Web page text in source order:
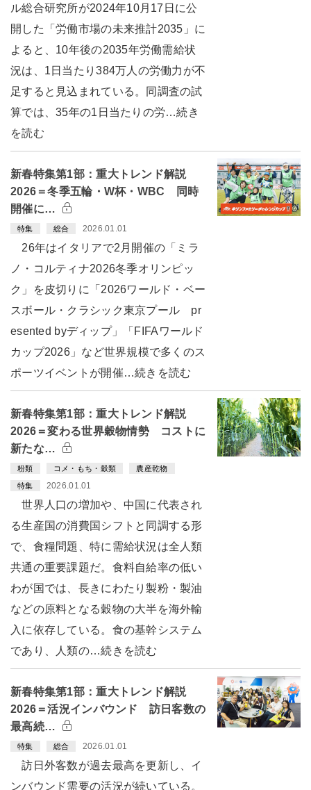
ル総合研究所が2024年10月17日に公
開した「労働市場の未来推計2035」に
よると、10年後の2035年労働需給状
況は、1日当たり384万人の労働力が不
足すると見込まれている。同調査の試
算では、35年の1日当たりの労…続き
を読む
新春特集第1部：重大トレンド解説
2026＝冬季五輪・W杯・WBC 同時
開催に…
特集 総合 2026.01.01
26年はイタリアで2月開催の「ミラ
ノ・コルティナ2026冬季オリンピッ
ク」を皮切りに「2026ワールド・ベー
スボール・クラシック東京プール pr
esented byディップ」「FIFAワールド
カップ2026」など世界規模で多くのス
ポーツイベントが開催…続きを読む
新春特集第1部：重大トレンド解説
2026＝変わる世界穀物情勢 コストに
新たな…
粉類 コメ・もち・穀類 農産乾物
特集 2026.01.01
世界人口の増加や、中国に代表され
る生産国の消費国シフトと同調する形
で、食糧問題、特に需給状況は全人類
共通の重要課題だ。食料自給率の低い
わが国では、長きにわたり製粉・製油
などの原料となる穀物の大半を海外輸
入に依存している。食の基幹システム
であり、人類の…続きを読む
新春特集第1部：重大トレンド解説
2026＝活況インバウンド 訪日客数の
最高続…
特集 総合 2026.01.01
訪日外客数が過去最高を更新し、イ
ンバウンド需要の活況が続いている。